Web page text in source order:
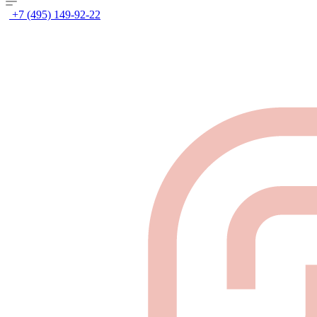
+7 (495) 149-92-22